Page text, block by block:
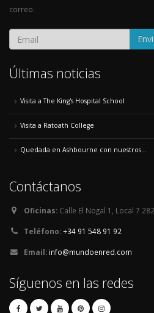
correo.
Últimas noticias
Visita a The King's Hospital School
Visita a Ratoath College
Quedada en Ashbourne con nuestros...
Contáctanos
Oficinas: Calle El Nogal 1, Local 7
Teléfono:+34 91 548 91 92
Email: info@mundoenred.com
Síguenos en las redes